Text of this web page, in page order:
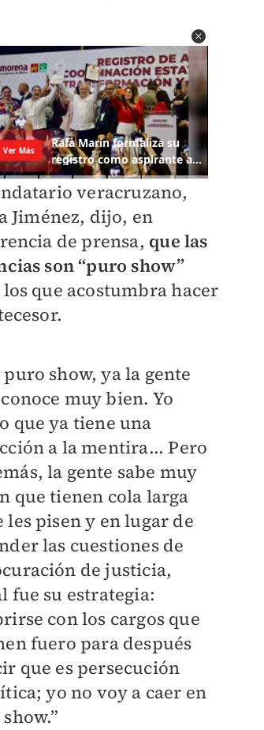
veracruzano,
Jiménez, dijo, en
de prensa, que las
son “puro show”
que acostumbra hacer
puro show, ya la gente
muy bien. Yo
que ya tiene una
a la mentira... Pero
la gente sabe muy
que tienen cola larga
les pisen y en lugar de
las cuestiones de
de justicia,
fue su estrategia:
con los cargos que
fuero para después
que es persecución
yo no voy a caer en
show.”